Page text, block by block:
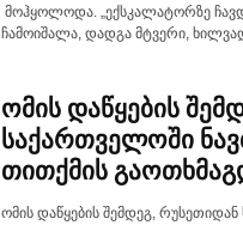
მოჰყოლოდა. „ექსკალატორზე
ჩამოიშალა, დადგა მტვერი,
ომის დაწყების
საქართველოში
თითქმის
ომის დაწყების შემდეგ,